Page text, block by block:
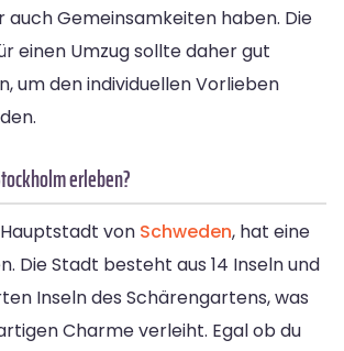
auch Gemeinsamkeiten haben. Die
einen Umzug sollte daher gut
um den individuellen Vorlieben
erleben?
von Schweden, hat eine
Die Stadt besteht aus 14 Inseln und
Inseln des Schärengartens, was
Charme verleiht. Egal ob du